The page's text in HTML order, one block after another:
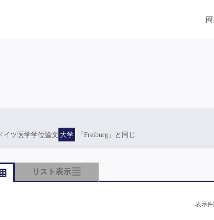
イツ医学学位論文 大学 「Freiburg」と同じ
リスト表示
表示件